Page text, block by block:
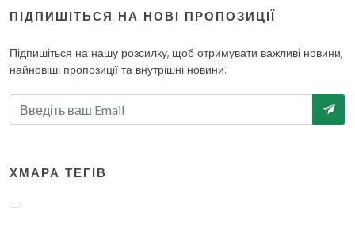
ПІДПИШІТЬСЯ НА НОВІ ПРОПОЗИЦІЇ
Підпишіться на нашу розсилку, щоб отримувати важливі новини,
найновіші пропозиції та внутрішні новини:
ХМАРА ТЕГІВ